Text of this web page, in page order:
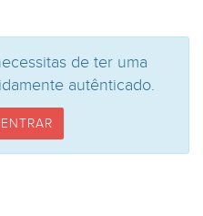
de ter uma
autênticado.
ENTRAR